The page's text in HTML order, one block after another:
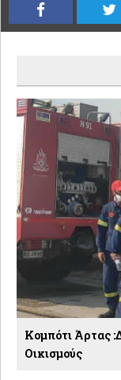
Κομπότι Άρτας
Οικισμούς